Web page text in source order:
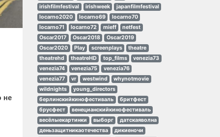
не
irishfilmfestival
irishweek
japanfilmfestival
locarno2020
locarno69
locarno70
locarno71
locarno72 mieff
netfest
Oscar2017
Oscar2018
Oscar2019
Oscar2020
Play screenplays
theatre
theatrehd
theatreHD top_films
venezia73
venezia74
venezia75
venezia76
venezia77
vr westwind
whynotmovie
wildnights
young_directors
берлинскийкинофестиваль
бритфест
брусфест
венецианскийкинофестиваль
весёлыекартинки
выборг
датскаяволна
деньзащитникаотечества
дикиеночи